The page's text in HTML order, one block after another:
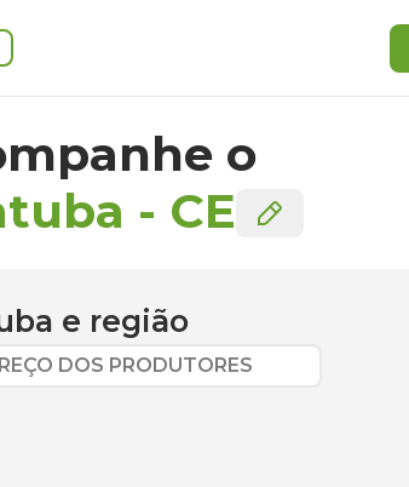
o
- CE
e região
DOS PRODUTORES